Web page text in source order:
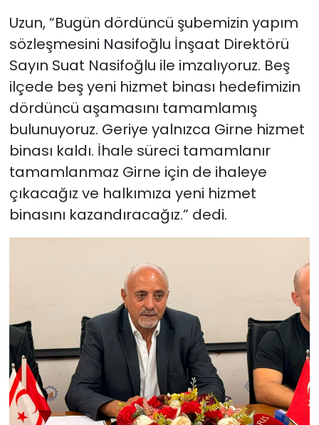
Uzun, “Bugün dördüncü şubemizin yapım
sözleşmesini Nasifoğlu İnşaat Direktörü
Sayın Suat Nasifoğlu ile imzalıyoruz. Beş
ilçede beş yeni hizmet binası hedefimizin
dördüncü aşamasını tamamlamış
bulunuyoruz. Geriye yalnızca Girne hizmet
binası kaldı. İhale süreci tamamlanır
tamamlanmaz Girne için de ihaleye
çıkacağız ve halkımıza yeni hizmet
binasını kazandıracağız.” dedi.